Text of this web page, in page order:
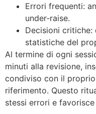
Errori frequenti:
under‑raise.
Decisioni
statistiche del
Al termine di ogni
minuti alla revisione,
condiviso con il
riferimento. Questo
stessi errori e